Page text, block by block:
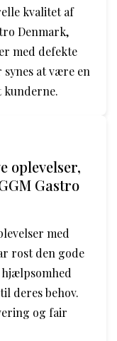
kvalitet af
Denmark,
med defekte
at være en
oplevelser,
Gastro
med
rost den gode
deres behov.
og fair